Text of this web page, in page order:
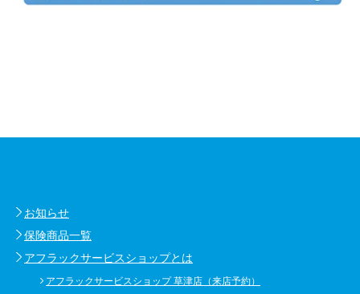
お知らせ
保険商品一覧
アフラックサービスショップとは
アフラックサービスショップ 草津店（来店予約）